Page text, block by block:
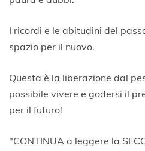
I ricordi e le abitudini del
spazio per il nuovo.
Questa è la liberazione dal
possibile vivere e godersi il
per il futuro!
"CONTINUA a leggere la